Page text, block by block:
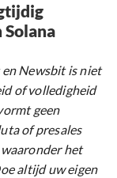
Solana
Newsbit is niet
of volledigheid
geen
of presales
waaronder het
altijd uw eigen